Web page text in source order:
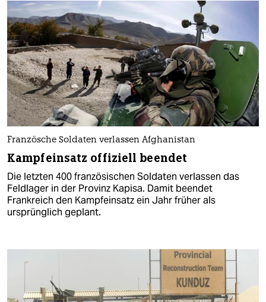
Französche Soldaten verlassen Afghanistan
Kampfeinsatz offiziell beendet
Die letzten 400 französischen Soldaten verlassen das
Feldlager in der Provinz Kapisa. Damit beendet
Frankreich den Kampfeinsatz ein Jahr früher als
ursprünglich geplant.